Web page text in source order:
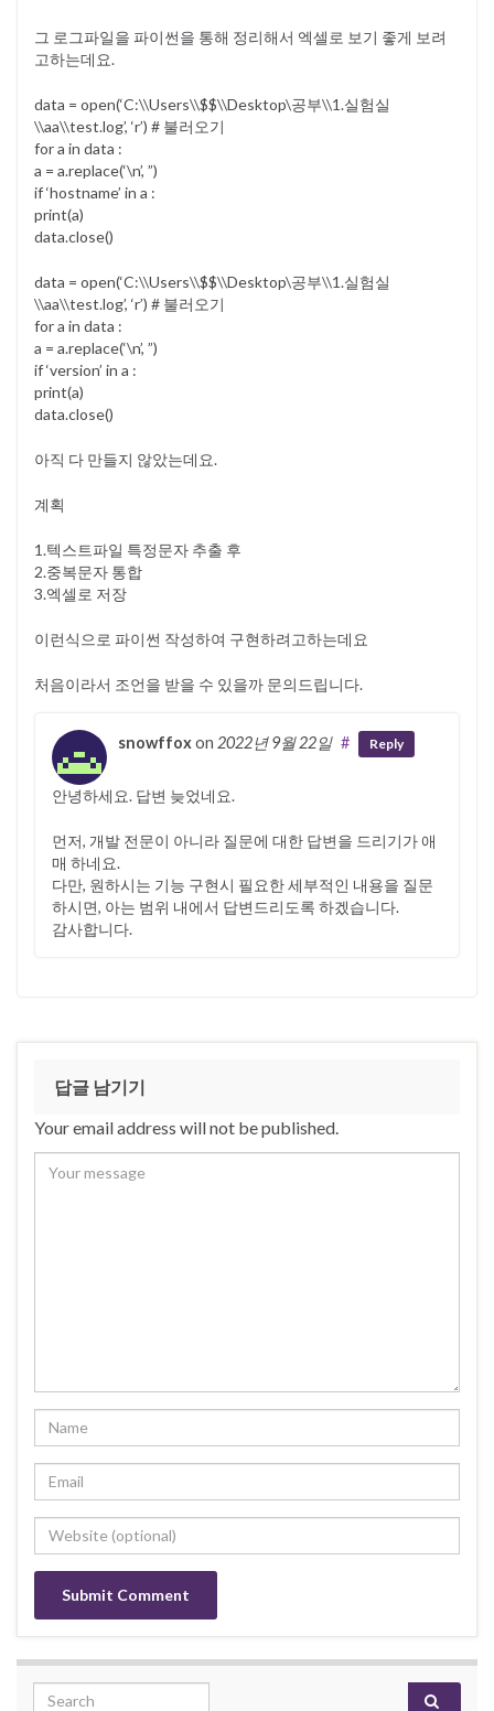
그 로그파일을 파이썬을 통해 정리해서 엑셀로 보기 좋게 보려
고하는데요.
data = open(‘C:\\Users\\$$\\Desktop\공부\\1.실험실
\\aa\\test.log’, ‘r’) # 불러오기
for a in data :
a = a.replace(‘\n’, ”)
if ‘hostname’ in a :
print(a)
data.close()
data = open(‘C:\\Users\\$$\\Desktop\공부\\1.실험실
\\aa\\test.log’, ‘r’) # 불러오기
for a in data :
a = a.replace(‘\n’, ”)
if ‘version’ in a :
print(a)
data.close()
아직 다 만들지 않았는데요.
계획
1.텍스트파일 특정문자 추출 후
2.중복문자 통합
3.엑셀로 저장
이런식으로 파이썬 작성하여 구현하려고하는데요
처음이라서 조언을 받을 수 있을까 문의드립니다.
snowffoxon 2022년 9월 22일 # Reply
안녕하세요. 답변 늦었네요.
먼저, 개발 전문이 아니라 질문에 대한 답변을 드리기가 애
매 하네요.
다만, 원하시는 기능 구현시 필요한 세부적인 내용을 질문
하시면, 아는 범위 내에서 답변드리도록 하겠습니다.
감사합니다.
답글 남기기
Your email address will not be published.
Search for: